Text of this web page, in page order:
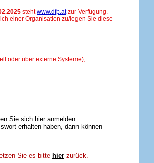
stehtwww.dfp.atzur Verfügung.
einer Organisation zu/legen Sie diese
oder über externe Systeme),
Sie sich hier anmelden.
erhalten haben, dann können
Sie es bitte hier zurück.